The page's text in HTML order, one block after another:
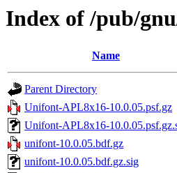
Index of /pub/
Name
Parent Directory
Unifont-APL8x16-10.0.05.psf.gz
Unifont-APL8x16-
unifont-10.0.05.bdf.gz
unifont-10.0.05.bdf.gz.sig